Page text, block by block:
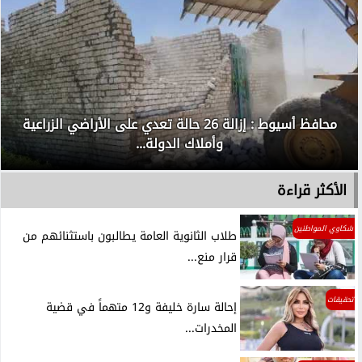
محافظ أسيوط : إزالة 26 حالة تعدي على الأراضي الزراعية
وأملاك الدولة...
الأكثر قراءة
شكاوي المواطنين
طلاب الثانوية العامة يطالبون باستثنائهم من
قرار منع...
تحقيقات
إحالة سارة خليفة و12 متهماً في قضية
المخدرات...